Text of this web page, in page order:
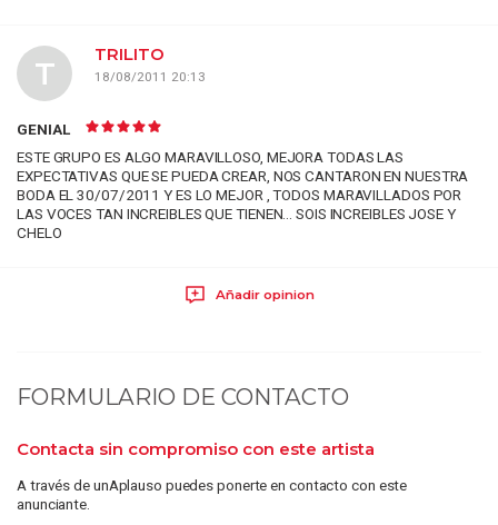
TRILITO
18/08/2011 20:13
T
GENIAL
ESTE GRUPO ES ALGO MARAVILLOSO, MEJORA TODAS LAS
EXPECTATIVAS QUE SE PUEDA CREAR, NOS CANTARON EN NUESTRA
BODA EL 30/07/2011 Y ES LO MEJOR , TODOS MARAVILLADOS POR
LAS VOCES TAN INCREIBLES QUE TIENEN... SOIS INCREIBLES JOSE Y
CHELO
Añadir opinion
FORMULARIO DE CONTACTO
Contacta sin compromiso con este artista
A través de unAplauso puedes ponerte en contacto con este
anunciante.